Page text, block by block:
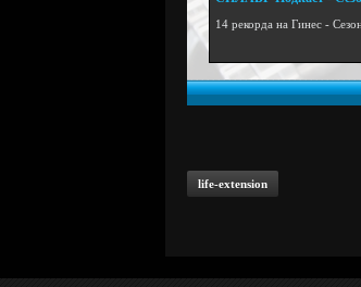
14 рекорда на Гинес -
life-extension